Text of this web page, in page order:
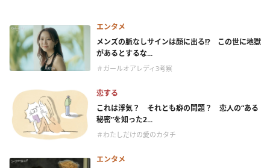
エンタメ
メンズの脈なしサインは顔に出る!? この世に地獄
があるとするな...
＃ガールオアレディ3考察
恋する
これは浮気？ それとも癖の問題？ 恋人の“ある
秘密”を知った2...
＃わたしだけの愛のカタチ
エンタメ